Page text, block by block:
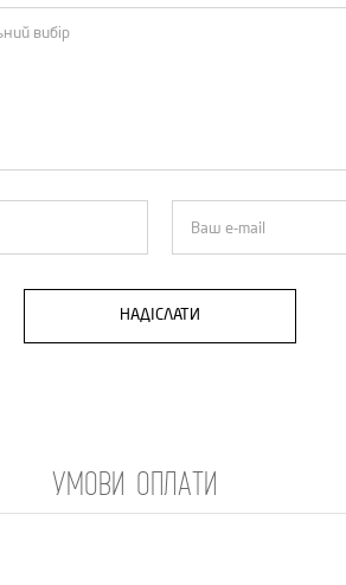
НАДІСЛАТИ
УМОВИ ОПЛАТИ